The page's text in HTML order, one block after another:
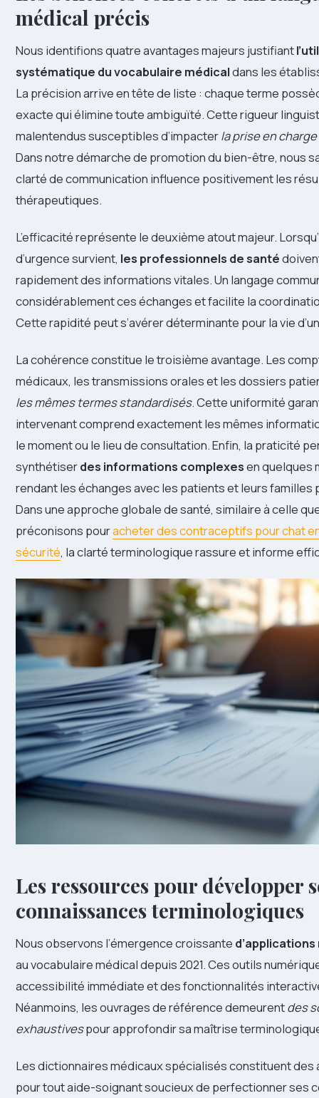
médical précis
Nous identifions quatre avantages majeurs justifiant
systématique du vocabulaire médicaldans les
La précision arrive en tête de liste : chaque terme
exacte qui élimine toute ambiguïté. Cette rigueur
malentendus susceptibles d’impacterla prise en
Dans notre démarche de promotion du bien-être, nous
clarté de communication influence positivement les
thérapeutiques.
L’efficacité représente le deuxième atout majeur.
d’urgence survient, les professionnels de santé
rapidement des informations vitales. Un langage
considérablement ces échanges et facilite la
Cette rapidité peut s’avérer déterminante pour la vie
La cohérence constitue le troisième avantage. Les
médicaux, les transmissions orales et les dossiers
les mêmes termes standardisés. Cette uniformité
intervenant comprend exactement les mêmes
le moment ou le lieu de consultation. Enfin, la praticité
synthétiserdes informations complexesen quelques
rendant les échanges avec les patients et leurs familles
Dans une approche globale de santé, similaire à celle
préconisons pouracheter des contraceptifs pour chat
sécurité, la clarté terminologique rassure et informe
Les ressources pour développer
connaissances terminologiques
Nous observons l’émergence croissante
au vocabulaire médical depuis 2021. Ces outils
accessibilité immédiate et des fonctionnalités
Néanmoins, les ouvrages de référence demeurentdes
exhaustivespour approfondir sa maîtrise
Les dictionnaires médicaux spécialisés constituent des
pour tout aide-soignant soucieux de perfectionner ses